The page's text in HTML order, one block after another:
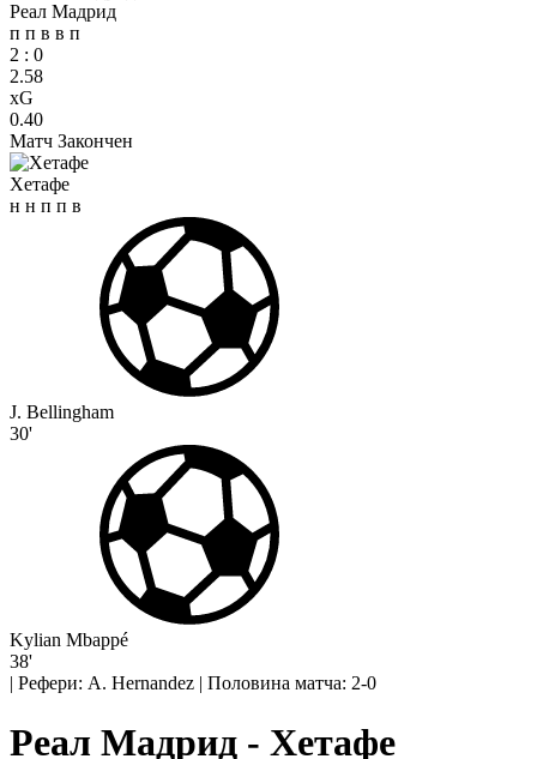
Реал Мадрид
п п в в п
2 : 0
2.58
xG
0.40
Матч Закончен
Хетафе
н н п п в
J. Bellingham
30'
Kylian Mbappé
38'
| Рефери: A. Hernandez | Половина матча: 2-0
Реал Мадрид - Хетафе